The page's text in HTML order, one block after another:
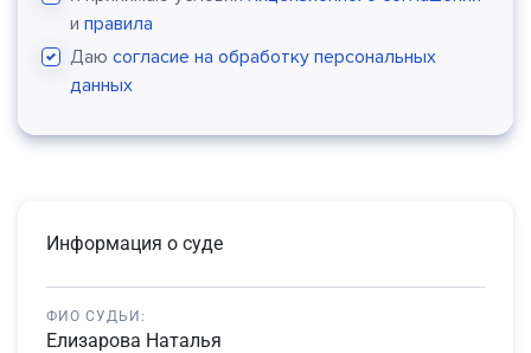
и правила
Даю согласие на обработку персональных
данных
Информация о суде
ФИО СУДЬИ:
Елизарова Наталья